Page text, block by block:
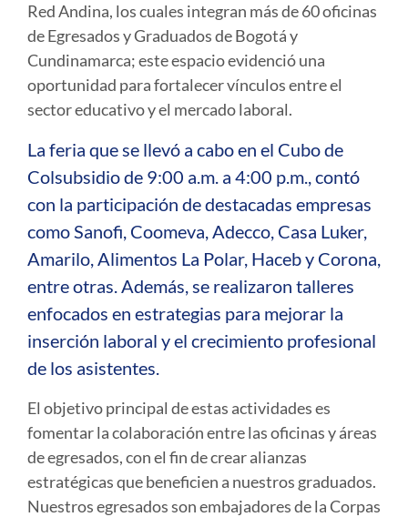
Red Andina, los cuales integran más de 60 oficinas
de Egresados y Graduados de Bogotá y
Cundinamarca; este espacio evidenció una
oportunidad para fortalecer vínculos entre el
sector educativo y el mercado laboral.
La feria que se llevó a cabo en el Cubo de
Colsubsidio de 9:00 a.m. a 4:00 p.m., contó
con la participación de destacadas empresas
como Sanofi, Coomeva, Adecco, Casa Luker,
Amarilo, Alimentos La Polar, Haceb y Corona,
entre otras. Además, se realizaron talleres
enfocados en estrategias para mejorar la
inserción laboral y el crecimiento profesional
de los asistentes.
El objetivo principal de estas actividades es
fomentar la colaboración entre las oficinas y áreas
de egresados, con el fin de crear alianzas
estratégicas que beneficien a nuestros graduados.
Nuestros egresados son embajadores de la Corpas